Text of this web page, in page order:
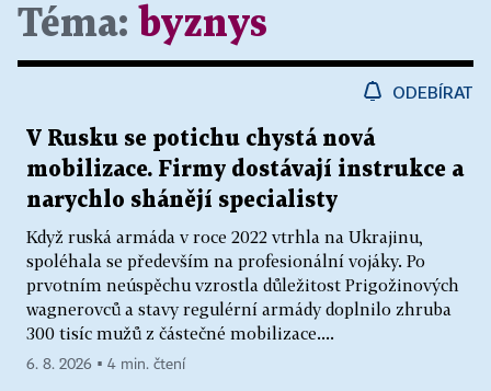
Téma: byznys
ODEBÍRAT
V Rusku se potichu chystá nová
mobilizace. Firmy dostávají instrukce a
narychlo shánějí specialisty
Když ruská armáda v roce 2022 vtrhla na Ukrajinu,
spoléhala se především na profesionální vojáky. Po
prvotním neúspěchu vzrostla důležitost Prigožinových
wagnerovců a stavy regulérní armády doplnilo zhruba
300 tisíc mužů z částečné mobilizace....
6. 8. 2026 ▪ 4 min. čtení